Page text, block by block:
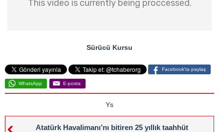
Sürücü Kursu
Facebook'ta paylaş
WhatsApp E-posta
Ys
Atatürk Havalimanı’nı bitiren 25 yıllık taahhüt